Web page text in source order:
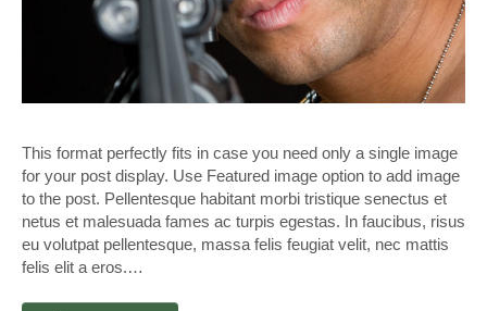
This format perfectly fits in case you need only a single image
for your post display. Use Featured image option to add image
to the post. Pellentesque habitant morbi tristique senectus et
netus et malesuada fames ac turpis egestas. In faucibus, risus
eu volutpat pellentesque, massa felis feugiat velit, nec mattis
felis elit a eros.…